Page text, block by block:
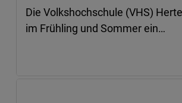
Die Volkshochschule (VHS)
im Frühling und Sommer ein…